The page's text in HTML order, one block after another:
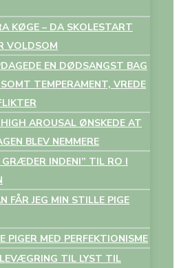
KØGE – DA SKOLESTART
VOLDSOM
EN DØDSANGST BAG
TEMPERAMENT, VREDE
AROUSAL ØNSKEDE AT
BLEV NEMMERE
GRÆDER INDENI” TIL RO I
FÅR JEG MIN STILLE PIGE
PIGER MED PERFEKTIONISME
TIL LYST TIL